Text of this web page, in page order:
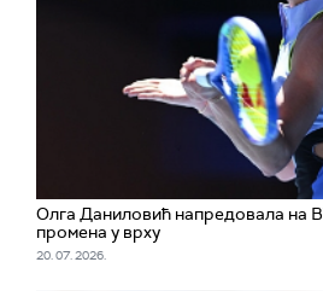
Олга Даниловић напредовала на
промена у врху
20. 07. 2026.